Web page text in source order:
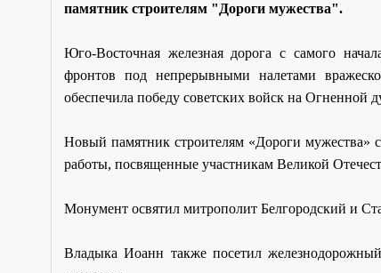
памятник строителям "Дороги мужества".
Юго-Восточная железная дорога с самого
фронтов под непрерывными налетами
обеспечила победу советских войск на Огненной
Новый памятник строителям «Дороги мужества»
работы, посвященные участникам Великой
Монумент освятил митрополит Белгородский и
Владыка Иоанн также посетил